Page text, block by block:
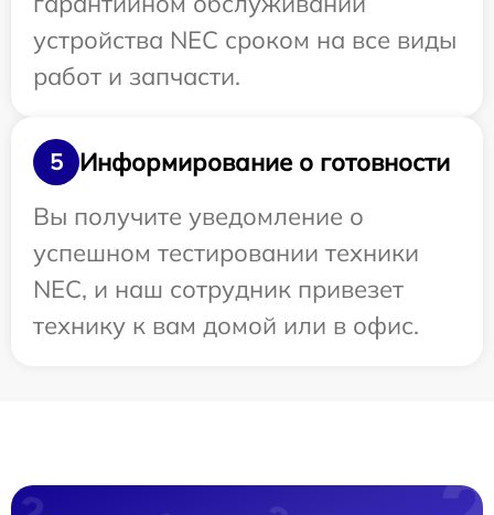
устройства NEC сроком на все виды
работ и запчасти.
5
Информирование о готовности
Вы получите уведомление о
успешном тестировании техники
NEC, и наш сотрудник привезет
технику к вам домой или в офис.